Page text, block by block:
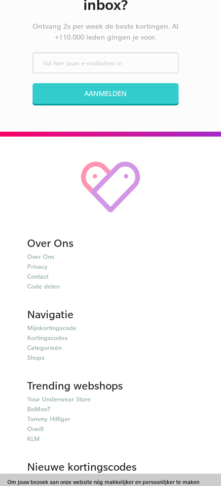
inbox?
Ontvang 2x per week de beste kortingen. Al
+110.000 leden gingen je voor.
AANMELDEN
Over Ons
Over Ons
Privacy
Contact
Code delen
Navigatie
Mijnkortingscode
Kortingscodes
Categorieën
Shops
Trending webshops
Your Underwear Store
BoMonT
Tommy Hilfiger
Oneill
KLM
Nieuwe kortingscodes
50plusmobiel kortingscodes
Om jouw bezoek aan onze website nóg makkelijker en persoonlijker te maken